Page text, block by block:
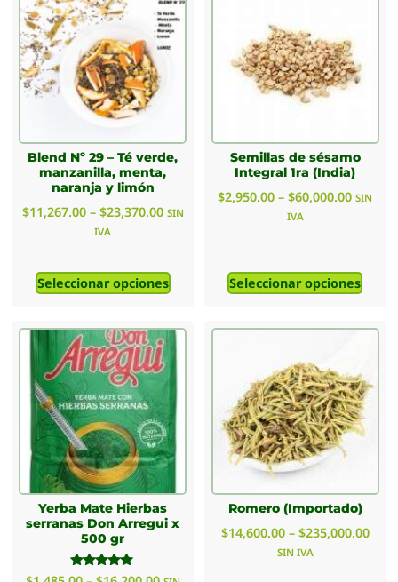
Blend Nº 29 – Té verde,
manzanilla, menta,
naranja y limón
$11,267.00 – $23,370.00 SIN
IVA
Seleccionar opciones
Semillas de sésamo
Integral 1ra (India)
$2,950.00 – $60,000.00 SIN
IVA
Seleccionar opciones
Yerba Mate Hierbas
serranas Don Arregui x
500 gr
Valorado
Romero (Importado)
$14,600.00 – $235,000.00
SIN IVA